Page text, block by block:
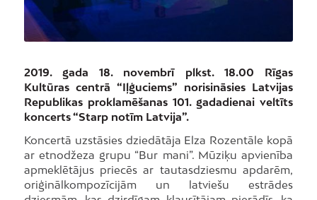
2019. gada 18. novembrī plkst. 18.00 Rīgas
Kultūras centrā “Iļģuciems” norisināsies Latvijas
Republikas proklamēšanas 101. gadadienai veltīts
koncerts “Starp notīm Latvija”.
Koncertā uzstāsies dziedātāja Elza Rozentāle kopā
ar etnodžeza grupu “Bur mani”. Mūziķu apvienība
apmeklētājus priecēs ar tautasdziesmu apdarēm,
oriģinālkompozīcijām un latviešu estrādes